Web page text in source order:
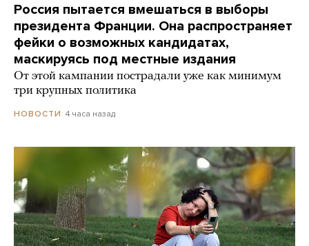
Россия пытается вмешаться в выборы
президента Франции. Она распространяет
фейки о возможных кандидатах,
маскируясь под местные издания
От этой кампании пострадали уже как минимум
три крупных политика
НОВОСТИ 4 часа назад